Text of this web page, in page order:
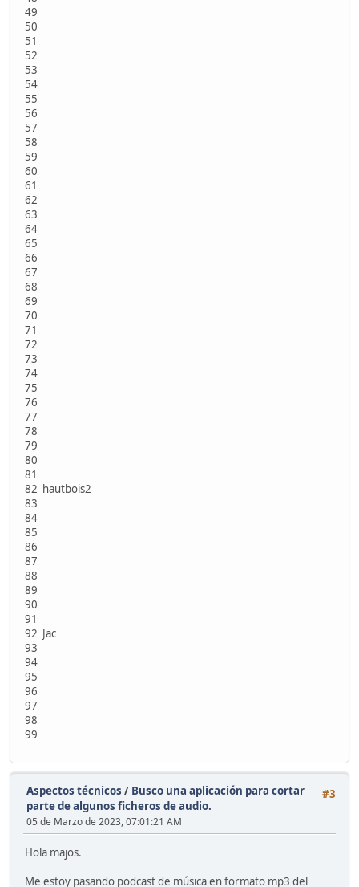
49
50
51
52
53
54
55
56
57
58
59
60
61
62
63
64
65
66
67
68
69
70
71
72
73
74
75
76
77
78
79
80
81
82 hautbois2
83
84
85
86
87
88
89
90
91
92 Jac
93
94
95
96
97
98
99
#3
Aspectos técnicos / Busco una aplicación para cortar
parte de algunos ficheros de audio.
05 de Marzo de 2023, 07:01:21 AM
Hola majos.
Me estoy pasando podcast de música en formato mp3 del